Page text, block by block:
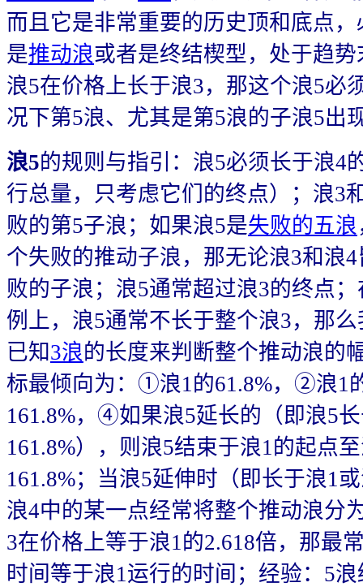
而且它是非常重要的历史顶和底点
是推动浪或者是终结楔型，处于趋
浪5在价格上长于浪3，那这个浪5必
况下第5浪、尤其是第5浪的子浪5出
浪5的规则与指引：浪5必须长于浪4
行总量，只考虑它们的终点）；浪3
败的第5子浪；如果浪5是失败的五浪
个失败的推动子浪，那无论浪3和浪
败的子浪；浪5通常超过浪3的终点
例上，浪5通常不长于整个浪3，那
已知3浪的长度来判断整个推动浪的
标最倾向为：①浪1的61.8%，②浪1
161.8%，④如果浪5延长的（即浪5
161.8%），则浪5结束于浪1的起点
161.8%；当浪5延伸时（即长于浪1
浪4中的某一点经常将整个推动浪分
3在价格上等于浪1的2.618倍，那最
时间等于浪1运行的时间；经验：5